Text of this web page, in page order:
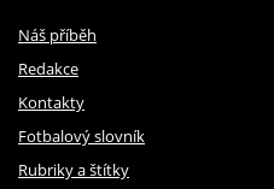
Náš příběh
Redakce
Kontakty
Fotbalový slovník
Rubriky a štítky